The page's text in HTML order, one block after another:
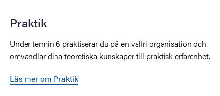
Praktik
Under termin 6 praktiserar du på en valfri organisation och
omvandlar dina teoretiska kunskaper till praktisk erfarenhet.
Läs mer om Praktik